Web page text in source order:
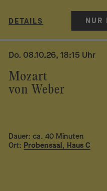
DETAILS NUR
Mozart
von Weber
Do. 08.10.26, 18:15 Uhr
Dauer: ca. 40 Minuten
Ort: Probensaal, Haus C